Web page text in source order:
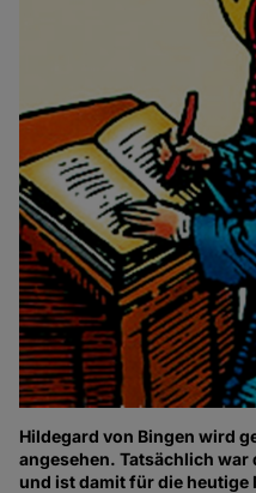
Hildegard von Bingen wird
angesehen. Tatsächlich war
und ist damit für die heutige